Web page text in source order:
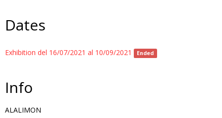
Dates
Exhibition del 16/07/2021 al 10/09/2021 Ended
Info
ALALIMON